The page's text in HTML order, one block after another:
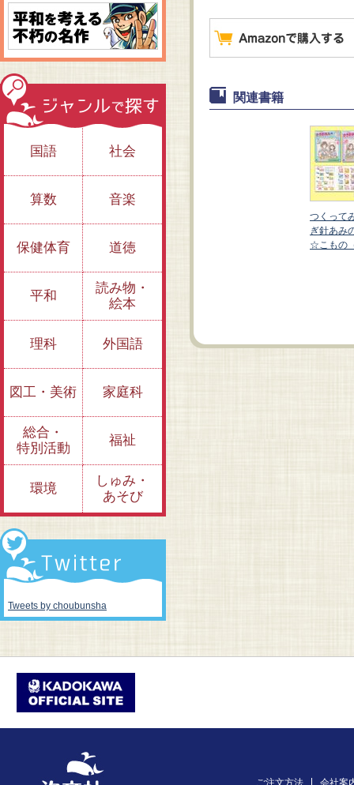
関連書籍
３巻）
かわいいあみぐる
み！ シマエナガ・
うさぎ・ねこほか
つくって
ぎ針あみ
☆こもの
国語 社会
算数 音楽
保健体育 道徳
平和
読み物・
絵本
理科 外国語
図工・美術 家庭科
総合・
特別活動
福祉
環境
しゅみ・
あそび
Tweets by choubunsha